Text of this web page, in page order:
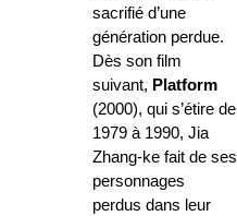
sacrifié d’une
génération perdue.
Dès son film
suivant, Platform
(2000), qui s’étire de
1979 à 1990, Jia
Zhang-ke fait de ses
personnages
perdus dans leur